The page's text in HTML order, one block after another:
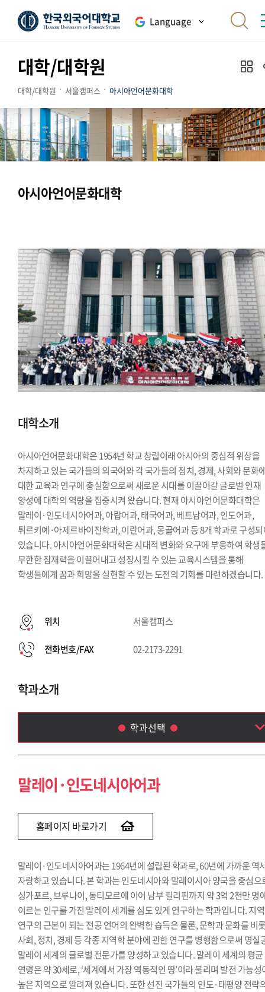
Language
대학/대학원
대학/대학원 서울캠퍼스 아시아언어문화대학
아시아언어문화대학
대학소개
아시아언어문화대학은 1954년 학교 창립이래 아시아의 중심적 위상을
차지하고 있는 국가들의 외국어와 각 국가들의 정치, 경제, 사회와 문화
대한 교육과 연구에 충실함으로써 새로운 시대를 이끌어갈 글로벌 인재
양성에 대학의 역량을 집중시켜 왔습니다. 현재 아시아언어문화대학은
말레이·인도네시아어과, 아랍어과, 태국어과, 베트남어과, 인도어과,
튀르키예·아제르바이잔학과, 이란어과, 몽골어과 등 8개 학과로 구성
있습니다. 아시아언어문화대학은 시대적 변화와 요구에 부응하여 학생
무한한 잠재력을 이끌어내고 성장시킬 수 있는 교육시스템을 통해
학생들에게 꿈과 희망을 실현할 수 있는 도전의 기회를 마련하겠습니다.
위치 서울캠퍼스
전화번호/FAX 02-2173-2291
학과소개
학과선택
말레이·인도네시아어과
태국학과
인도어과
튀르키예·아제르바이잔학과
몽골어과
말레이·인도네시아어과
홈페이지 바로가기
말레이·인도네시아어과는 1964년에 설립된 학과로, 60년에 가까운 역
자랑하고 있습니다. 본 학과는 인도네시아와 말레이시아 양국을 중심으
싱가포르, 브루나이, 동티모르에 이어 남부 필리핀까지 약 3억 2천만 명
이르는 인구를 가진 말레이 세계를 심도 있게 연구하는 학과입니다. 지
연구의 근본이 되는 전공 언어의 완벽한 습득은 물론, 문학과 문화를 비
사회, 정치, 경제 등 각종 지역학 분야에 관한 연구를 병행함으로써 명실
말레이 세계의 글로벌 전문가를 양성하고 있습니다. 말레이 세계의 평균
연령은 약 30세로, ‘세계에서 가장 역동적인 땅’이라 불리며 발전 가능성
높은 지역으로 알려져 있습니다. 또한 선진 국가들의 인도·태평양 전략